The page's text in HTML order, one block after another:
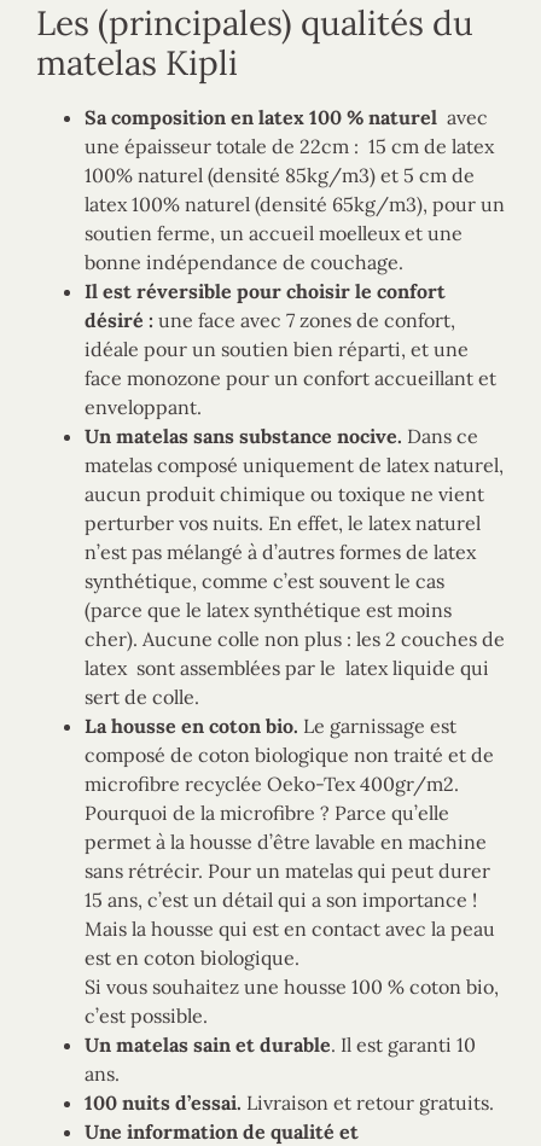
Les (principales) qualités du
matelas Kipli
Sa composition en latex 100 % naturel avec
une épaisseur totale de 22cm : 15 cm de latex
100% naturel (densité 85kg/m3) et 5 cm de
latex 100% naturel (densité 65kg/m3), pour un
soutien ferme, un accueil moelleux et une
bonne indépendance de couchage.
Il est réversible pour choisir le confort
désiré : une face avec 7 zones de confort,
idéale pour un soutien bien réparti, et une
face monozone pour un confort accueillant et
enveloppant.
Un matelas sans substance nocive. Dans ce
matelas composé uniquement de latex naturel,
aucun produit chimique ou toxique ne vient
perturber vos nuits. En effet, le latex naturel
n’est pas mélangé à d’autres formes de latex
synthétique, comme c’est souvent le cas
(parce que le latex synthétique est moins
cher). Aucune colle non plus : les 2 couches de
latex sont assemblées par le latex liquide qui
sert de colle.
La housse en coton bio. Le garnissage est
composé de coton biologique non traité et de
microfibre recyclée Oeko-Tex 400gr/m2.
Pourquoi de la microfibre ? Parce qu’elle
permet à la housse d’être lavable en machine
sans rétrécir. Pour un matelas qui peut durer
15 ans, c’est un détail qui a son importance !
Mais la housse qui est en contact avec la peau
est en coton biologique.
Si vous souhaitez une housse 100 % coton bio,
c’est possible.
Un matelas sain et durable. Il est garanti 10
ans.
100 nuits d’essai. Livraison et retour gratuits.
Une information de qualité et